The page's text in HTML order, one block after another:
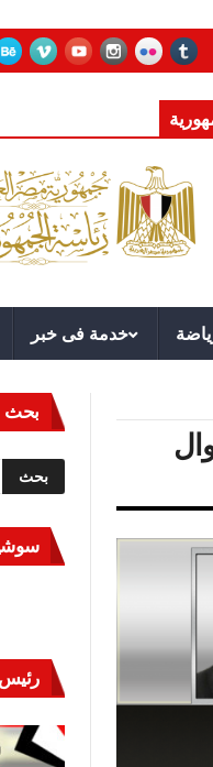
لماذا تُنشئ الدول كيانات
خدمة فى خبر
بحث